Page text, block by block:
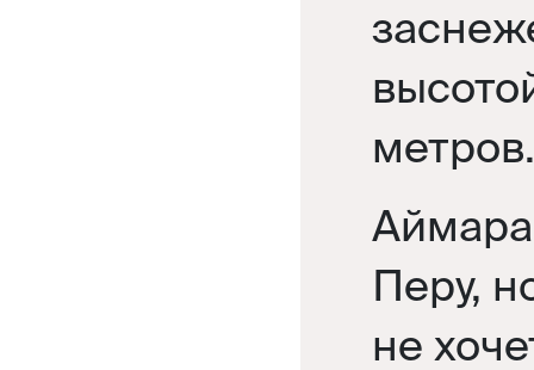
Аймара
Перу,
не